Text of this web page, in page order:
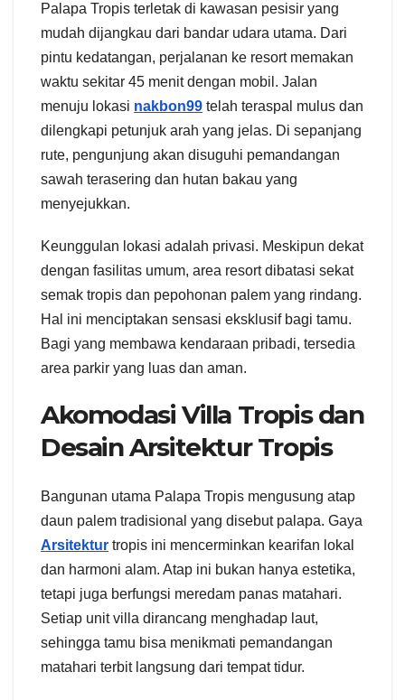
Palapa Tropis terletak di kawasan pesisir yang
mudah dijangkau dari bandar udara utama. Dari
pintu kedatangan, perjalanan ke resort memakan
waktu sekitar 45 menit dengan mobil. Jalan
menuju lokasi nakbon99 telah teraspal mulus dan
dilengkapi petunjuk arah yang jelas. Di sepanjang
rute, pengunjung akan disuguhi pemandangan
sawah terasering dan hutan bakau yang
menyejukkan.
Keunggulan lokasi adalah privasi. Meskipun dekat
dengan fasilitas umum, area resort dibatasi sekat
semak tropis dan pepohonan palem yang rindang.
Hal ini menciptakan sensasi eksklusif bagi tamu.
Bagi yang membawa kendaraan pribadi, tersedia
area parkir yang luas dan aman.
Akomodasi Villa Tropis dan
Desain Arsitektur Tropis
Bangunan utama Palapa Tropis mengusung atap
daun palem tradisional yang disebut palapa. Gaya
Arsitektur tropis ini mencerminkan kearifan lokal
dan harmoni alam. Atap ini bukan hanya estetika,
tetapi juga berfungsi meredam panas matahari.
Setiap unit villa dirancang menghadap laut,
sehingga tamu bisa menikmati pemandangan
matahari terbit langsung dari tempat tidur.